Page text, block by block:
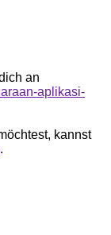
an
aplikasi-
kannst
.